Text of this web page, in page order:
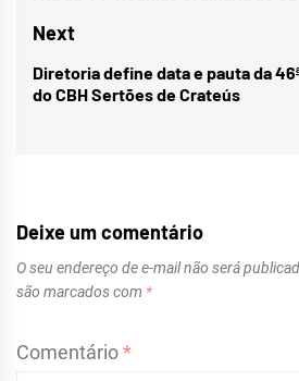
Post
post:
Next
Next
post:
Diretoria define data e pauta da
do CBH Sertões de Crateús
Deixe um comentário
O seu endereço de e-mail não será
são marcados com *
Comentário*